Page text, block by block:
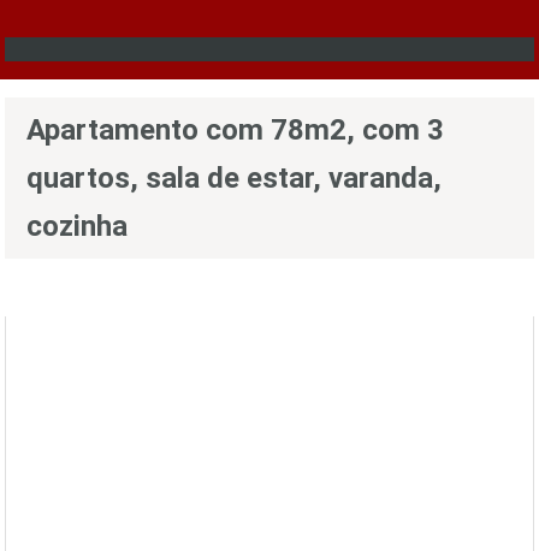
Apartamento com 78m2, com 3
quartos, sala de estar, varanda,
cozinha